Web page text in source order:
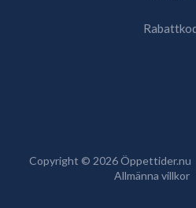
Copyright © 2026Öppettider.nu
Allmänna villkor